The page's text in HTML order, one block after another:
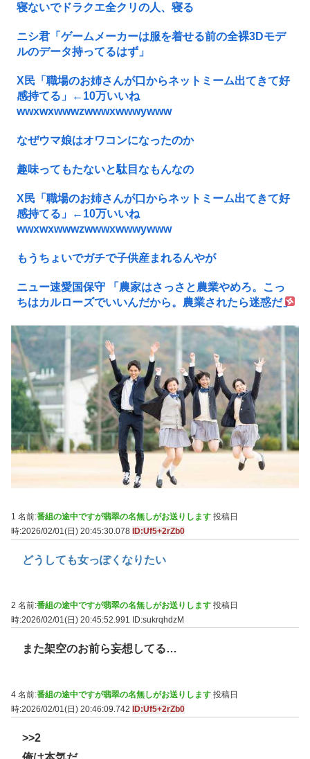
寝ないでドラクエ全クリの人、寝る
ニシ君「ゲームメーカーは服を着せる前の全裸3Dモデ
ルのデータ持ってるはず」
X民「職場のお姉さんが口からネットミーム出てきて好
感持てる」←10万いいね
wwxwxwwwzwwwxwwwywww
なぜウマ娘はオワコンになったのか
趣味ってもたないと駄目なもんなの
X民「職場のお姉さんが口からネットミーム出てきて好
感持てる」←10万いいね
wwxwxwwwzwwwxwwwywww
もうちょいでガチで子供産まれるんやが
ニュー速愛国保守 「農家はさっさと農業やめろ。こっ
ちはカルローズでいいんだから。農業されたら迷惑だ」
1 名前:番組の途中ですが翡翠の名無しがお送りします 投稿日
時:2026/02/01(日) 20:45:30.078 ID:Uf5+2rZb0
どうしても女っぽくなりたい
2 名前:番組の途中ですが翡翠の名無しがお送りします 投稿日
時:2026/02/01(日) 20:45:52.991
ID:sukrqhdzM
また架空のお前ら妄想してる…
4 名前:番組の途中ですが翡翠の名無しがお送りします 投稿日
時:2026/02/01(日) 20:46:09.742
ID:Uf5+2rZb0
>>2